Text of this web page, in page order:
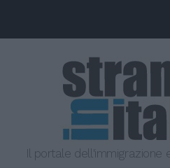
Il portale dell'immigrazione